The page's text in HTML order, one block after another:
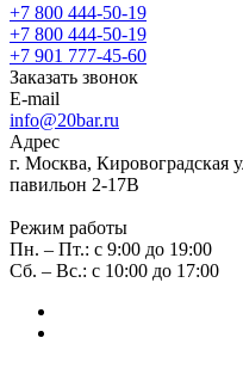
+7 800 444-50-19
+7 800 444-50-19
+7 901 777-45-60
Заказать звонок
E-mail
info@20bar.ru
Адрес
г. Москва, Кировоградская
павильон 2-17В
Режим работы
Пн. – Пт.: с 9:00 до 19:00
Сб. – Вс.: с 10:00 до 17:00